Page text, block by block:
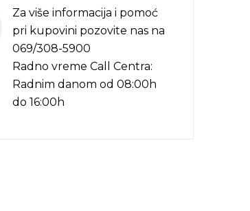
Za više informacija i pomoć
pri kupovini pozovite nas na
069/308-5900
Radno vreme Call Centra:
Radnim danom od 08:00h
do 16:00h